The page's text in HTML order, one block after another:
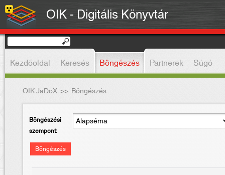
OIK - Digitális Könyvtár
Kezdőoldal Keresés Böngészés Partnerek Súgó
OIK JaDoX >> Böngészés
Böngészési
szempont:
Böngészés